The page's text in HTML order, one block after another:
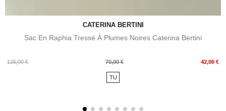
CATERINA BERTINI
Sac En Raphia Tressé À Plumes Noires Caterina Bertini
125,00 €
Prix
70,00 € 42,00 €
Prix
TU